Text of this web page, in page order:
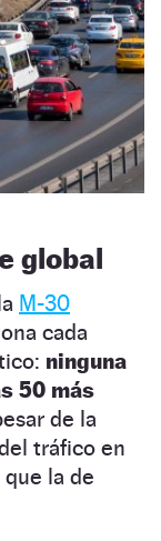
global
M-30
cada
ninguna
50 más
de la
tráfico en
la de